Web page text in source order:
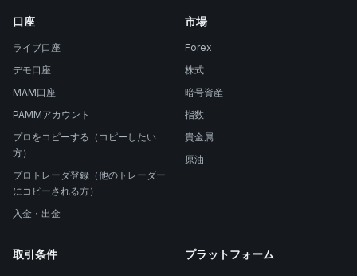
口座
ライブ口座
デモ口座
MAM口座
PAMMアカウント
プロをコピーする（コピーしたい
方）
プロトレーダ登録（他のトレーダー
にコピーされる方）
入金・出金
市場
Forex
株式
暗号資産
指数
貴金属
原油
取引条件 プラットフォーム